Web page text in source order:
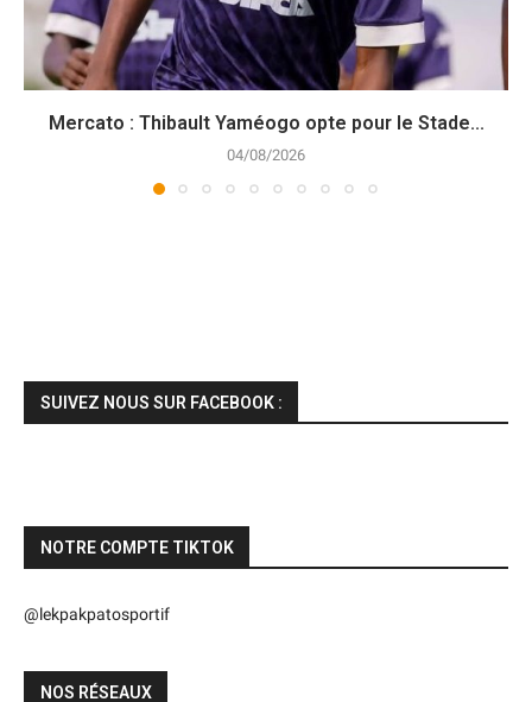
Mercato : Thibault Yaméogo opte pour le Stade...
04/08/2026
SUIVEZ NOUS SUR FACEBOOK :
NOTRE COMPTE TIKTOK
@lekpakpatosportif
NOS RÉSEAUX